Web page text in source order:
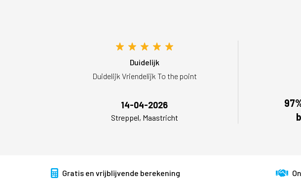
Duidelijk
Duidelijk Vriendelijk To the point
14-04-2026
Streppel, Maastricht
Gratis en vrijblijvende berekening